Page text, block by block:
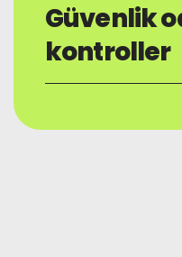
Güvenlik
kontroller